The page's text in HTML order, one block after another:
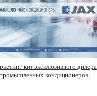
кит эксклюзивного дилера
промышленных кондиционеров